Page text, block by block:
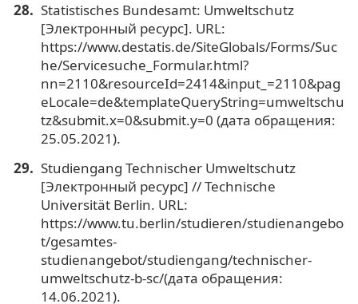
Statistisches Bundesamt: Umweltschutz
[Электронный ресурс]. URL:
https://www.destatis.de/SiteGlobals/Forms/Suc
he/Servicesuche_Formular.html?
nn=2110&resourceId=2414&input_=2110&pag
eLocale=de&templateQueryString=umweltschu
tz&submit.x=0&submit.y=0 (дата обращения:
25.05.2021).
Studiengang Technischer Umweltschutz
[Электронный ресурс] // Technische
Universität Berlin. URL:
https://www.tu.berlin/studieren/studienangebo
t/gesamtes-
studienangebot/studiengang/technischer-
umweltschutz-b-sc/(дата обращения:
14.06.2021).